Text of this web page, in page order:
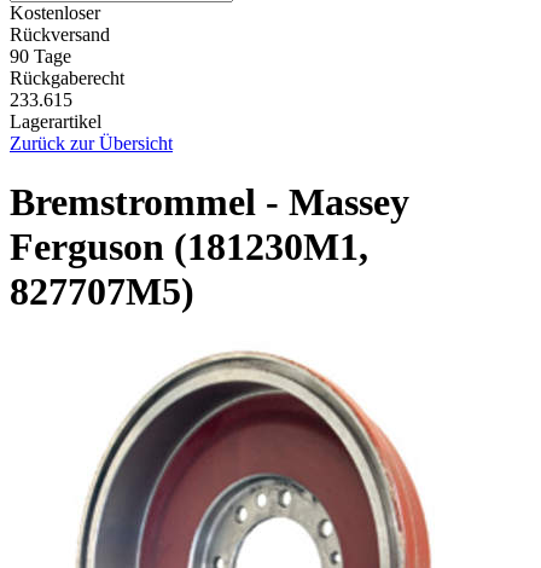
Kostenloser
Rückversand
90 Tage
Rückgaberecht
233.615
Lagerartikel
Zurück zur Übersicht
Bremstrommel - Massey
Ferguson (181230M1,
827707M5)